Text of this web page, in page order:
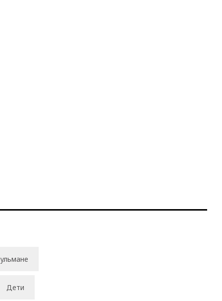
Дети